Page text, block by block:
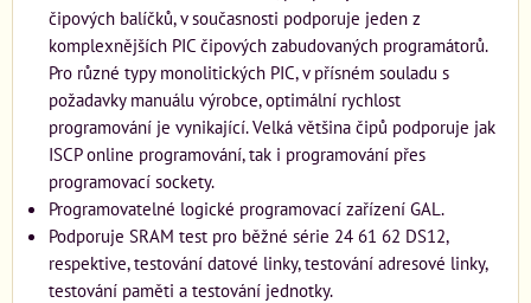
čipových balíčků, v současnosti podporuje jeden z
komplexnějších PIC čipových zabudovaných programátorů.
Pro různé typy monolitických PIC, v přísném souladu s
požadavky manuálu výrobce, optimální rychlost
programování je vynikající. Velká většina čipů podporuje jak
ISCP online programování, tak i programování přes
programovací sockety.
Programovatelné logické programovací zařízení GAL.
Podporuje SRAM test pro běžné série 24 61 62 DS12,
respektive, testování datové linky, testování adresové linky,
testování paměti a testování jednotky.